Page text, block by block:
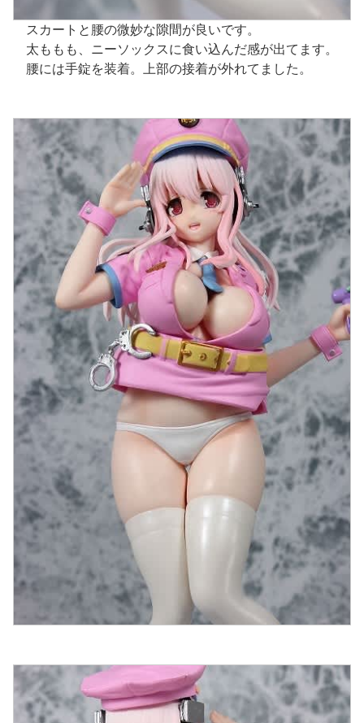
スカートと腰の微妙な隙間が良いです。
太ももも、ニーソックスに食い込んだ感が出てます。
腰には手錠を装着。上部の接着が外れてました。